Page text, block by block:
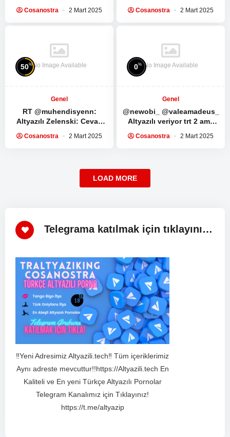
Hamaney’in Ramazan
Cosanostra 2 Mart 2025
liderlerine bağlılıkları…
Cosanostra 2 Mart 2025
No Image Available
50%
Genel
RT @muhendisyenn:
Altyazılı Zelenski: Cevap
Hayır, yeterince konuştun.
Cosanostra 2 Mart 2025
No Image Available
0%
Genel
@newobi_ @valeamadeus_
Altyazılı veriyor trt 2 ama
çoğu sahneyi…
Cosanostra 2 Mart 2025
LOAD MORE
Telegrama katılmak için tıklayınız!
‼️Yeni Adresimiz Altyazili.tech‼️ Tüm içeriklerimiz
Aynı adreste mevcuttur!!https://Altyazili.tech En
Kaliteli ve En yeni Türkçe Altyazılı Pornolar
Telegram Kanalımız için Tıklayınız!
https://t.me/altyazip